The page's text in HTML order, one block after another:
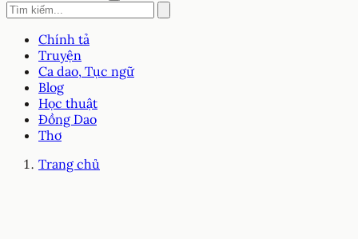
Chính tả
Truyện
Ca dao, Tục ngữ
Blog
Học thuật
Đồng Dao
Thơ
Trang chủ